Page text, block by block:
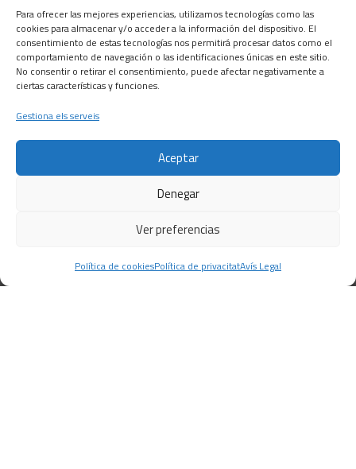
Para ofrecer las mejores experiencias, utilizamos tecnologías como las
cookies para almacenar y/o acceder a la información del dispositivo. El
consentimiento de estas tecnologías nos permitirá procesar datos como el
comportamiento de navegación o las identificaciones únicas en este sitio.
No consentir o retirar el consentimiento, puede afectar negativamente a
ciertas características y funciones.
Gestiona els serveis
Aceptar
Denegar
Ver preferencias
Política de cookiesPolítica de privacitatAvís Legal
AC Instal·lacions
AC Technologies
AC Construcció
AC Amiant
AC Ferros Coll de l´Alba